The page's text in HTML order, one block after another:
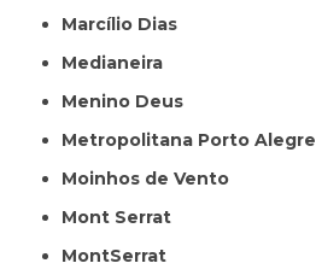
Marcílio Dias
Medianeira
Menino Deus
Metropolitana Porto Alegre
Moinhos de Vento
Mont Serrat
MontSerrat